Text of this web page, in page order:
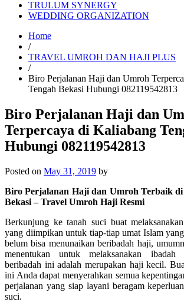
TRULUM SYNERGY
WEDDING ORGANIZATION
Home
/
TRAVEL UMROH DAN HAJI PLUS
/
Biro Perjalanan Haji dan Umroh
Tengah Bekasi Hubungi 082119542813
Biro Perjalanan Haji dan
Terpercaya di Kaliabang
Hubungi 082119542813
Posted on May 31, 2019 by
Biro Perjalanan Haji dan Umroh Terbaik di
Bekasi – Travel Umroh Haji Resmi
Berkunjung ke tanah suci buat
yang diimpikan untuk tiap-tiap umat Islam
belum bisa menunaikan beribadah haji,
menentukan untuk melaksanakan ibadah
beribadah ini adalah merupakan haji kecil.
ini Anda dapat menyerahkan semua
perjalanan yang siap layani beragam
suci.